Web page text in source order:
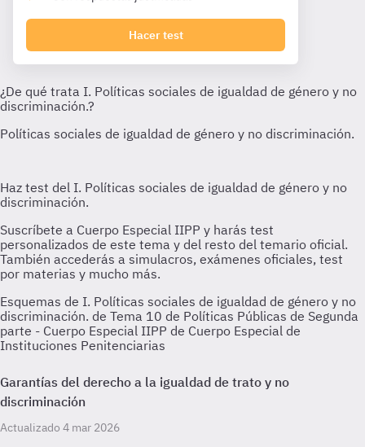
Hacer test
Esquemas de I. Políticas sociales de igualdad de género y no
discriminación. de Tema 10 de Políticas Públicas de Segunda
parte - Cuerpo Especial IIPP de Cuerpo Especial de
Instituciones Penitenciarias
Garantías del derecho a la igualdad de trato y no
discriminación
Actualizado 4 mar 2026